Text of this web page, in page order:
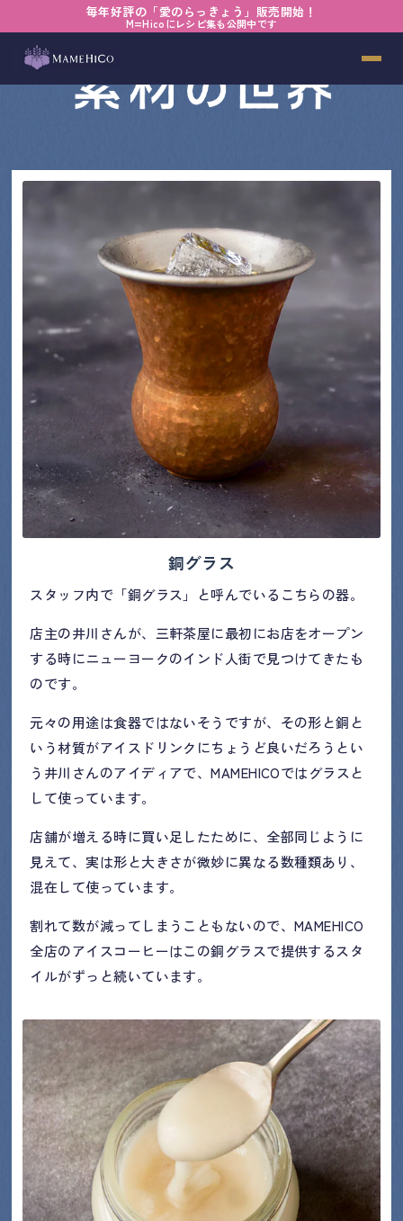
毎年好評の「愛のらっきょう」販売開始！
M=Hicoにレシピ集も公開中です
銅グラス
スタッフ内で「銅グラス」と呼んでいるこちらの器。
店主の井川さんが、三軒茶屋に最初にお店をオープン
する時にニューヨークのインド人街で見つけてきたも
のです。
元々の用途は食器ではないそうですが、その形と銅と
いう材質がアイスドリンクにちょうど良いだろうとい
う井川さんのアイディアで、MAMEHICOではグラスと
して使っています。
店舗が増える時に買い足したために、全部同じように
見えて、実は形と大きさが微妙に異なる数種類あり、
混在して使っています。
割れて数が減ってしまうこともないので、MAMEHICO
全店のアイスコーヒーはこの銅グラスで提供するスタ
イルがずっと続いています。